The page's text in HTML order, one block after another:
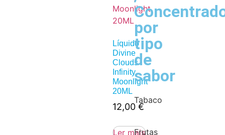
por
tipo
de
sabor
Tabaco
Frutas
Líquido
Divine
Clouds
Infinity
Moonlight
20ML
12,00 €
Ler mais